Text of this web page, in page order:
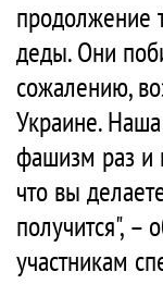
продолжение
деды. Они
сожалению,
Украине. Наша
фашизм раз и
что вы
получится", –
участникам